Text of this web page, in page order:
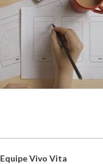
Equipe Vivo Vita